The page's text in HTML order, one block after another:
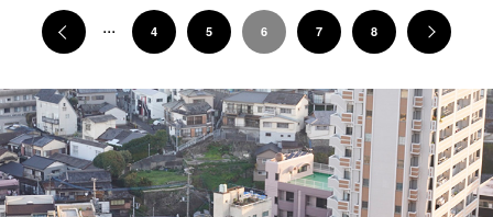
« ... 4 5 6 7 8 »